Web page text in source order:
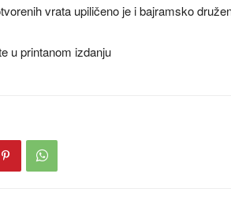
vrata upiličeno je i bajramsko
u printanom izdanju